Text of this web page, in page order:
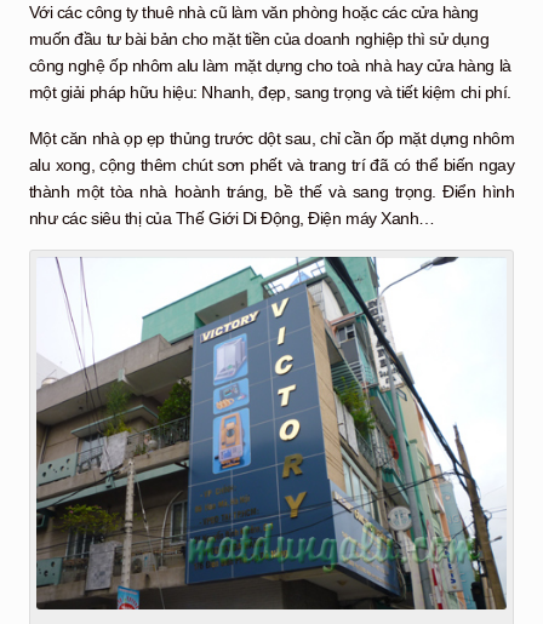
Với các công ty thuê nhà cũ làm văn phòng hoặc các cửa hàng
muốn đầu tư bài bản cho mặt tiền của doanh nghiệp thì sử dụng
công nghệ ốp nhôm alu làm mặt dựng cho toà nhà hay cửa hàng là
một giải pháp hữu hiệu: Nhanh, đẹp, sang trọng và tiết kiệm chi phí.
Một căn nhà ọp ẹp thủng trước dột sau, chỉ cần ốp mặt dựng nhôm
alu xong, cộng thêm chút sơn phết và trang trí đã có thể biến ngay
thành một tòa nhà hoành tráng, bề thế và sang trọng. Điển hình
như các siêu thị của Thế Giới Di Động, Điện máy Xanh…